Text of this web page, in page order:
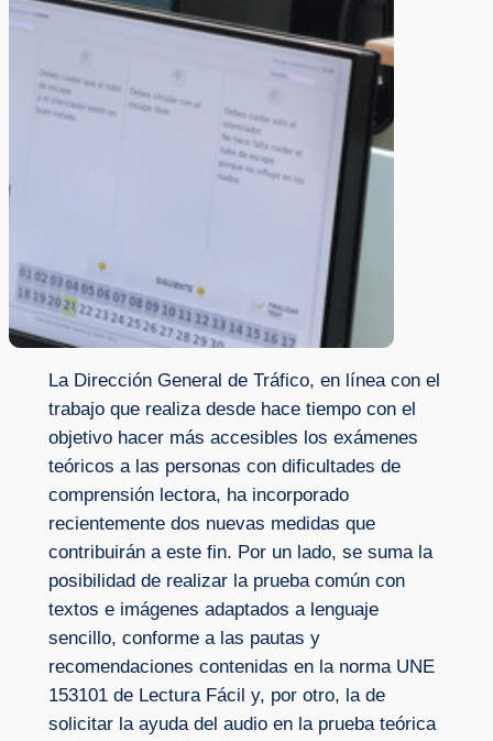
La Dirección General de Tráfico, en línea con el
trabajo que realiza desde hace tiempo con el
objetivo hacer más accesibles los exámenes
teóricos a las personas con dificultades de
comprensión lectora, ha incorporado
recientemente dos nuevas medidas que
contribuirán a este fin. Por un lado, se suma la
posibilidad de realizar la prueba común con
textos e imágenes adaptados a lenguaje
sencillo, conforme a las pautas y
recomendaciones contenidas en la norma UNE
153101 de Lectura Fácil y, por otro, la de
solicitar la ayuda del audio en la prueba teórica